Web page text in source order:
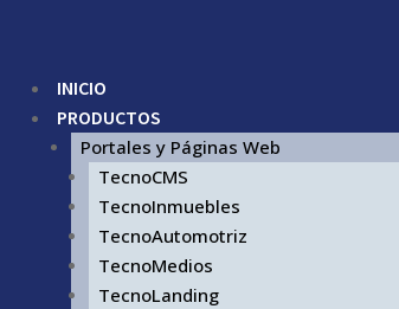
INICIO
PRODUCTOS
Portales y Páginas Web
TecnoCMS
TecnoInmuebles
TecnoAutomotriz
TecnoMedios
TecnoLanding